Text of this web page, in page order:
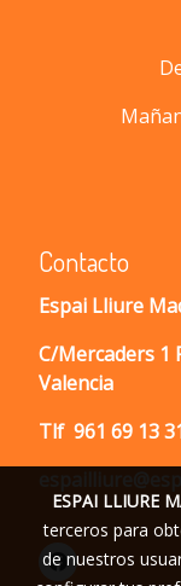
De
Mañanas
Contacto
Espai Lliure
C/Mercaders 1
Valencia
Tlf 961 69 13
ESPAI LLIURE
terceros para
de nuestros